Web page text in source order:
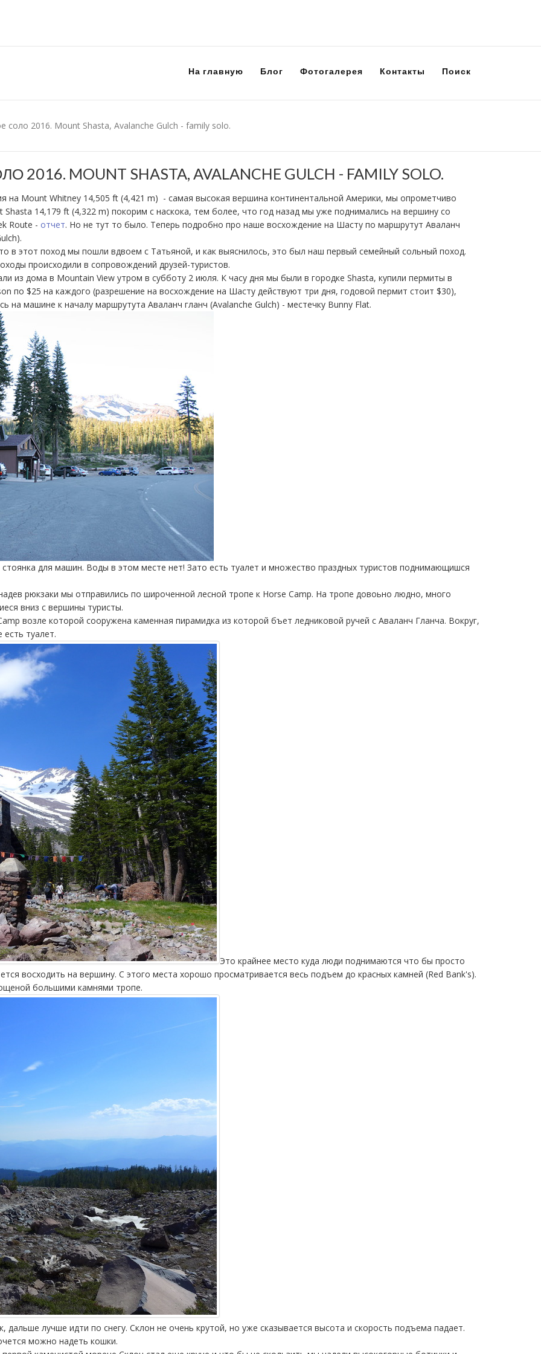
На главную Блог Фотогалерея Контакты Поиск
соло 2016. Mount Shasta, Avalanche Gulch - family solo.
MOUNT SHASTA, AVALANCHE GULCH - FAMILY SOLO.
на Mount Whitney 14,505 ft (4,421 m) - самая высокая вершина континентальной Америки, мы опрометчиво
14,179 ft (4,322 m) покорим с наскока, тем более, что год назад мы уже поднимались на вершину со
Route - отчет. Но не тут то было. Теперь подробно про наше восхождение на Шасту по маршрутут Аваланч
в этот поход мы пошли вдвоем с Татьяной, и как выяснилось, это был наш первый семейный сольный поход.
происходили в сопровождений друзей-туристов.
из дома в Mountain View утром в субботу 2 июля. К часу дня мы были в городке Shasta, купили пермиты в
по $25 на каждого (разрешение на восхождение на Шасту действуют три дня, годовой пермит стоит $30),
на машине к началу маршрутута Аваланч гланч (Avalanche Gulch) - местечку Bunny Flat.
для машин. Воды в этом месте нет! Зато есть туалет и множество праздных туристов поднимающишся
рюкзаки мы отправились по широченной лесной тропе к Horse Camp. На тропе довоьно людно, много
вниз с вершины туристы.
возле которой сооружена каменная пирамидка из которой бъет ледниковой ручей с Аваланч Гланча. Вокруг,
туалет.
Это крайнее место куда люди поднимаются что бы просто
восходить на вершину. С этого места хорошо просматривается весь подъем до красных камней (Red Bank's).
большими камнями тропе.
дальше лучше идти по снегу. Склон не очень крутой, но уже сказывается высота и скорость подъема падает.
можно надеть кошки.